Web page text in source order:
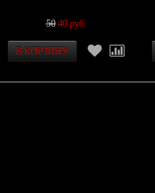
50 40 руб.